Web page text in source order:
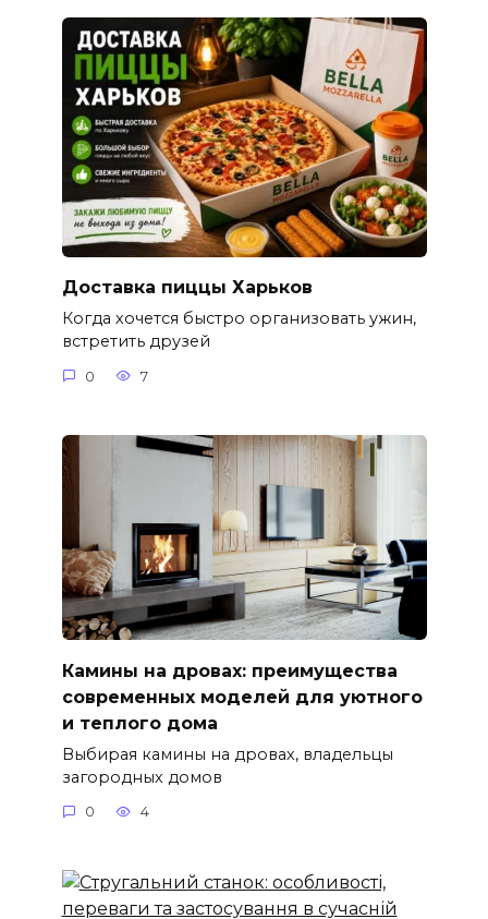
Доставка пиццы Харьков
Когда хочется быстро организовать ужин,
встретить друзей
0 7
Камины на дровах: преимущества
современных моделей для уютного
и теплого дома
Выбирая камины на дровах, владельцы
загородных домов
0 4